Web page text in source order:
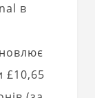
в
£10,65